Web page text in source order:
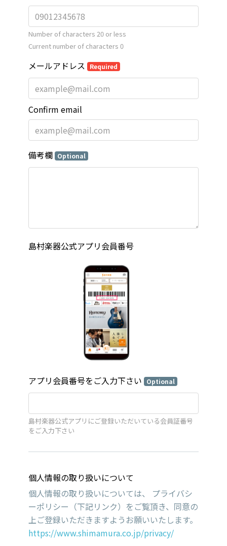
Number of characters 20 or less
Current number of characters 0
メールアドレス Required
Confirm email
備考欄 Optional
島村楽器公式アプリ会員番号
アプリ会員番号をご入力下さい Optional
島村楽器公式アプリにご登録いただいている会員証番号
をご入力下さい
個人情報の取り扱いについて
個人情報の取り扱いについては、 プライバシ
ーポリシー（下記リンク）をご覧頂き、同意の
上ご登録いただきますようお願いいたします。
https://www.shimamura.co.jp/privacy/